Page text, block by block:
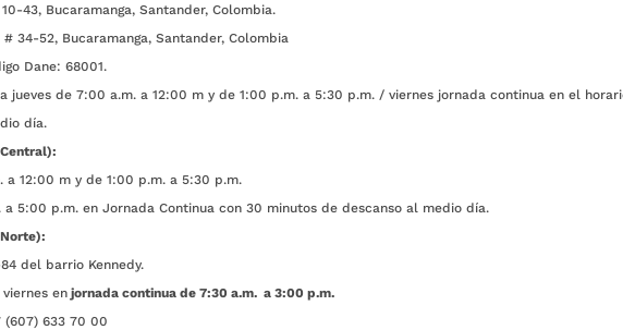
43, Bucaramanga, Santander, Colombia.
# 34-52, Bucaramanga, Santander, Colombia
Dane: 68001.
jueves de 7:00 a.m. a 12:00 m y de 1:00 p.m. a 5:30 p.m. / viernes jornada continua en el
día.
12:00 m y de 1:00 p.m. a 5:30 p.m.
en Jornada Continua con 30 minutos de descanso al medio día.
del barrio Kennedy.
en jornada continua de 7:30 a.m. a 3:00 p.m.
(607) 633 70 00